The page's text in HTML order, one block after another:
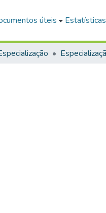
úteis Estatísticas